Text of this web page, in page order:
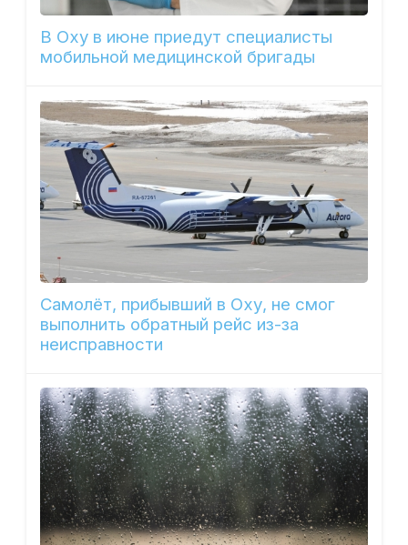
В Оху в июне приедут специалисты
мобильной медицинской бригады
Самолёт, прибывший в Оху, не смог
выполнить обратный рейс из-за
неисправности